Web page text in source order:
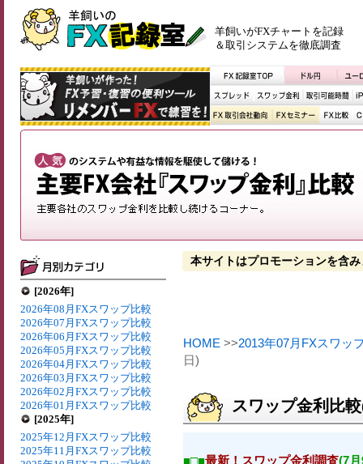
羊飼いがFXチャートを記録
＆取引システムを徹底調査
[2026年]
2026年08月FXスワップ比較
2026年07月FXスワップ比較
2026年06月FXスワップ比較
2026年05月FXスワップ比較
2026年04月FXスワップ比較
2026年03月FXスワップ比較
2026年02月FXスワップ比較
2026年01月FXスワップ比較
[2025年]
2025年12月FXスワップ比較
2025年11月FXスワップ比較
本サイトはプロモーションを含み
HOME >>2013年07月FXスワッ
日)
スワップ金利比
■□■最新！スワップ金利調査(7